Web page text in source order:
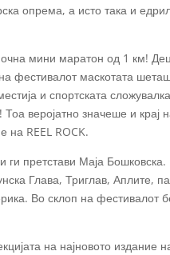
опрема, а исто така и
мини маратон од 1 км!
фестивалот маскотата
и спортската
веројатно значеше и крај
на REEL ROCK.
претстави Маја
Глава, Триглав, Аплите,
Во склоп на
на најновото издание